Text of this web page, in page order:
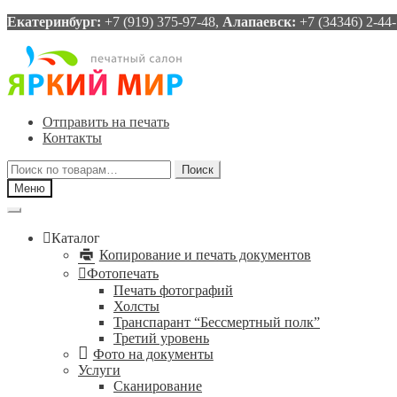
Екатеринбург: +7 (919) 375-97-48, Алапаевск: +7 (34346) 2-
Перейти
навигации
Перейти
содержимому
Отправить на печать
Контакты
Искать:
Поиск
Меню
Каталог
Копирование и печать документов
Фотопечать
Печать фотографий
Холсты
Транспарант “Бессмертный полк”
Третий уровень
Фото на документы
Услуги
Сканирование